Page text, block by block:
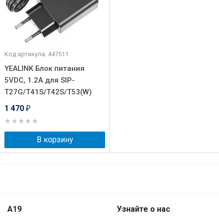
Код артикула: 447511
YEALINK Блок питания
5VDC, 1.2A для SIP-
T27G/T41S/T42S/T53(W)
1 470 ₽
В корзину
A19 Узнайте о нас